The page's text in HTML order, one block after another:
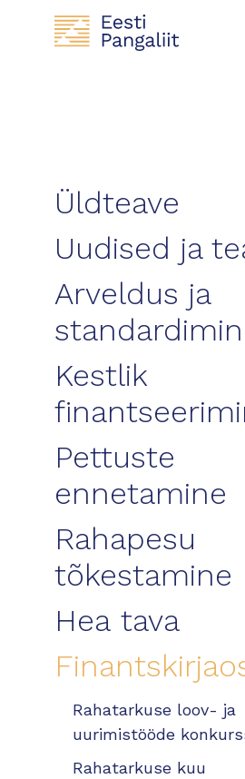
Üldteave
Uudised ja
Arveldus ja
Kestlik
Pettuste
ennetamine
Rahapesu
tõkestamine
Hea tava
Rahatarkuse loov- ja
uurimistööde
Rahatarkuse kuu